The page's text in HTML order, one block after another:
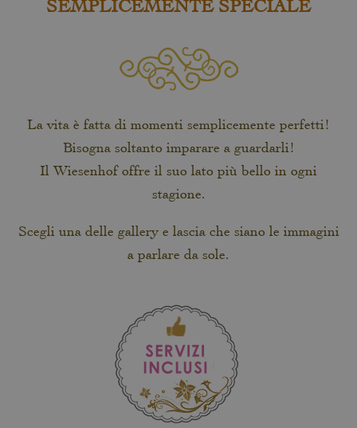
SEMPLICEMENTE SPECIALE
La vita è fatta di momenti semplicemente perfetti!
Bisogna soltanto imparare a guardarli!
Il Wiesenhof offre il suo lato più bello in ogni
stagione.
Scegli una delle gallery e lascia che siano le immagini
a parlare da sole.